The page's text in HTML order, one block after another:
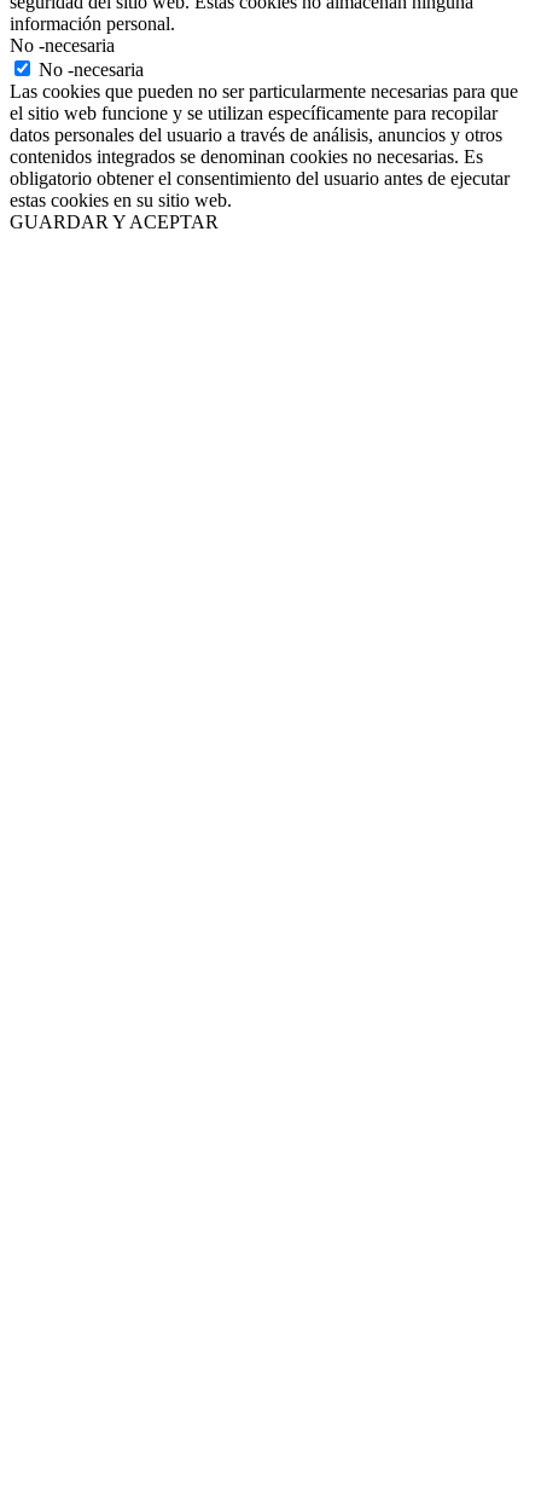
información personal.
No -necesaria
No -necesaria
Las cookies que pueden no ser particularmente necesarias para que
el sitio web funcione y se utilizan específicamente para recopilar
datos personales del usuario a través de análisis, anuncios y otros
contenidos integrados se denominan cookies no necesarias. Es
obligatorio obtener el consentimiento del usuario antes de ejecutar
estas cookies en su sitio web.
GUARDAR Y ACEPTAR